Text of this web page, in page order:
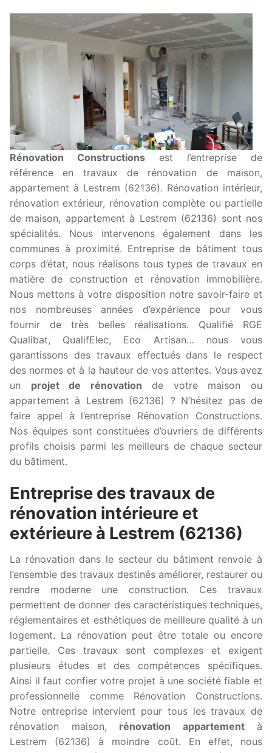
Rénovation Constructions est l’entreprise de
référence en travaux de rénovation de maison,
appartement à Lestrem (62136). Rénovation intérieur,
rénovation extérieur, rénovation complète ou partielle
de maison, appartement à Lestrem (62136) sont nos
spécialités. Nous intervenons également dans les
communes à proximité. Entreprise de bâtiment tous
corps d’état, nous réalisons tous types de travaux en
matière de construction et rénovation immobilière.
Nous mettons à votre disposition notre savoir-faire et
nos nombreuses années d’expérience pour vous
fournir de très belles réalisations. Qualifié RGE
Qualibat, QualifElec, Eco Artisan… nous vous
garantissons des travaux effectués dans le respect
des normes et à la hauteur de vos attentes. Vous avez
un projet de rénovation de votre maison ou
appartement à Lestrem (62136) ? N’hésitez pas de
faire appel à l’entreprise Rénovation Constructions.
Nos équipes sont constituées d’ouvriers de différents
profils choisis parmi les meilleurs de chaque secteur
du bâtiment.
Entreprise des travaux de
rénovation intérieure et
extérieure à Lestrem (62136)
La rénovation dans le secteur du bâtiment renvoie à
l’ensemble des travaux destinés améliorer, restaurer ou
rendre moderne une construction. Ces travaux
permettent de donner des caractéristiques techniques,
réglementaires et esthétiques de meilleure qualité à un
logement. La rénovation peut être totale ou encore
partielle. Ces travaux sont complexes et exigent
plusieurs études et des compétences spécifiques.
Ainsi il faut confier votre projet à une société fiable et
professionnelle comme Rénovation Constructions.
Notre entreprise intervient pour tous les travaux de
rénovation maison, rénovation appartementà
Lestrem (62136) à moindre coût. En effet, nous